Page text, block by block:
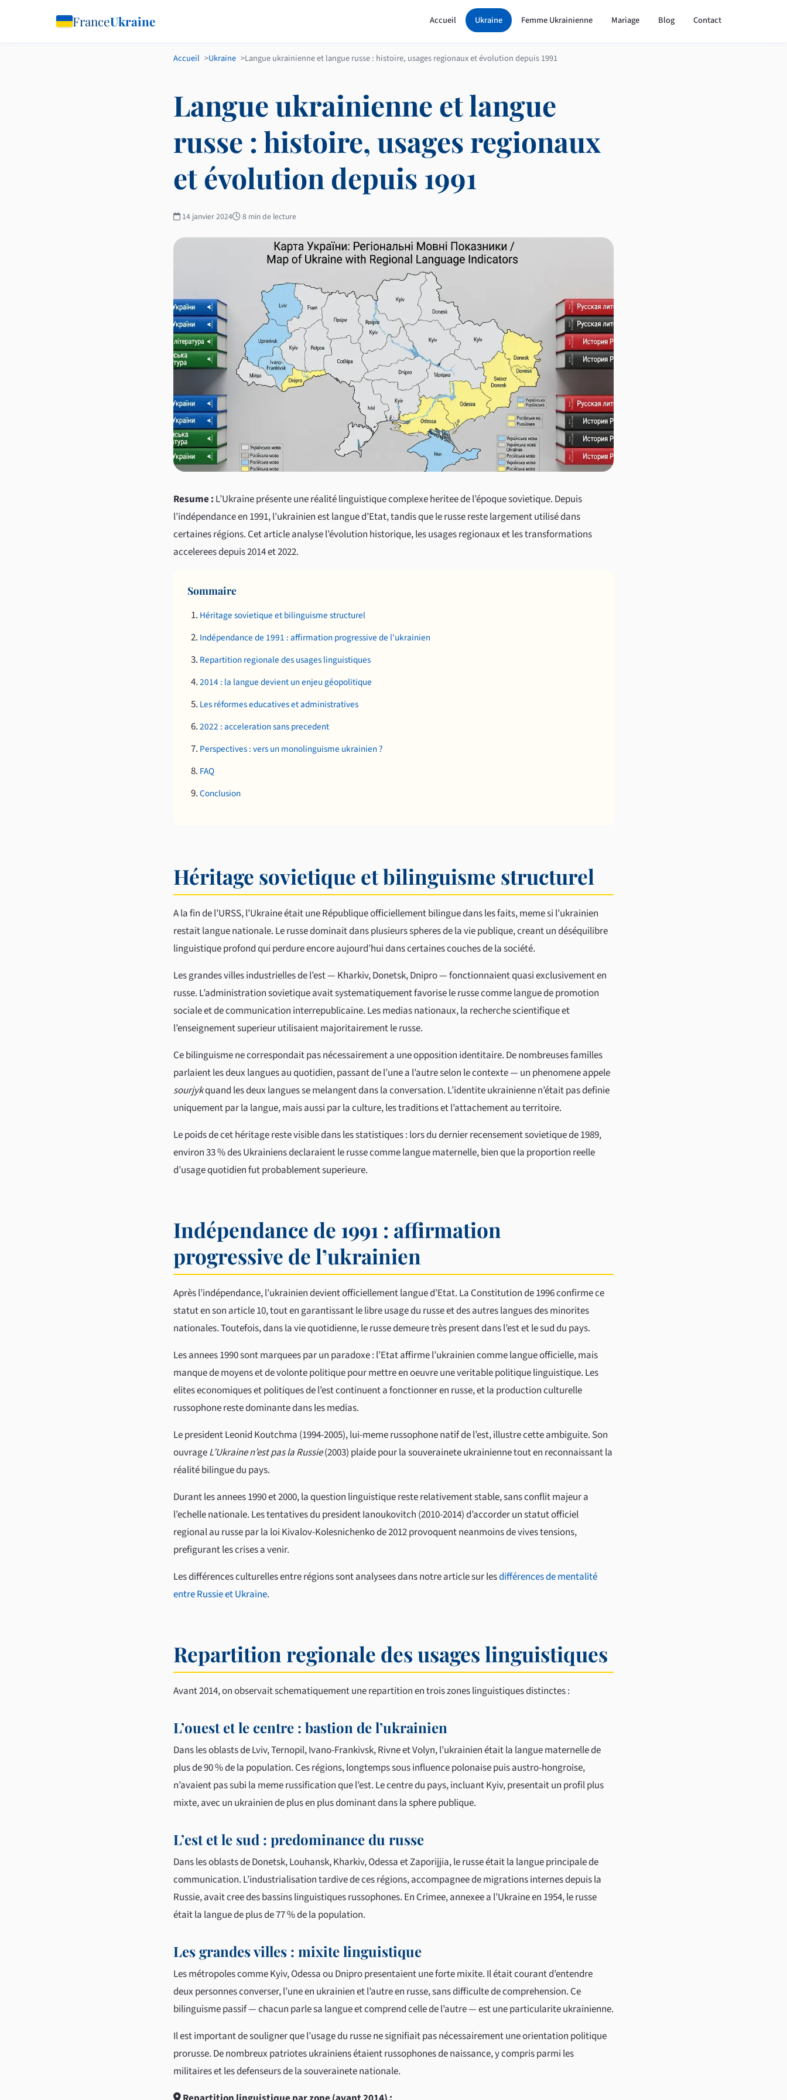
FranceUkraine Accueil Ukraine Femme Ukrainienne Mariage Blog Contact
Accueil Ukraine Langue ukrainienne et langue russe : histoire, usages regionaux et évolution depuis 1991
Langue ukrainienne et langue
russe : histoire, usages regionaux
et évolution depuis 1991
14 janvier 2024 8 min de lecture
Resume : L’Ukraine présente une réalité linguistique complexe heritee de l’époque sovietique. Depuis
l’indépendance en 1991, l’ukrainien est langue d’Etat, tandis que le russe reste largement utilisé dans
certaines régions. Cet article analyse l’évolution historique, les usages regionaux et les transformations
accelerees depuis 2014 et 2022.
Sommaire
Héritage sovietique et bilinguisme structurel
Indépendance de 1991 : affirmation progressive de l'ukrainien
Repartition regionale des usages linguistiques
2014 : la langue devient un enjeu géopolitique
Les réformes educatives et administratives
2022 : acceleration sans precedent
Perspectives : vers un monolinguisme ukrainien ?
FAQ
Conclusion
Héritage sovietique et bilinguisme structurel
A la fin de l’URSS, l’Ukraine était une République officiellement bilingue dans les faits, meme si l’ukrainien
restait langue nationale. Le russe dominait dans plusieurs spheres de la vie publique, creant un déséquilibre
linguistique profond qui perdure encore aujourd’hui dans certaines couches de la société.
Les grandes villes industrielles de l’est — Kharkiv, Donetsk, Dnipro — fonctionnaient quasi exclusivement en
russe. L’administration sovietique avait systematiquement favorise le russe comme langue de promotion
sociale et de communication interrepublicaine. Les medias nationaux, la recherche scientifique et
l’enseignement superieur utilisaient majoritairement le russe.
Ce bilinguisme ne correspondait pas nécessairement a une opposition identitaire. De nombreuses familles
parlaient les deux langues au quotidien, passant de l’une a l’autre selon le contexte — un phenomene appele
sourjykquand les deux langues se melangent dans la conversation. L’identite ukrainienne n’était pas definie
uniquement par la langue, mais aussi par la culture, les traditions et l’attachement au territoire.
Le poids de cet héritage reste visible dans les statistiques : lors du dernier recensement sovietique de 1989,
environ 33 % des Ukrainiens declaraient le russe comme langue maternelle, bien que la proportion reelle
d’usage quotidien fut probablement superieure.
Indépendance de 1991 : affirmation
progressive de l’ukrainien
Après l’indépendance, l’ukrainien devient officiellement langue d’Etat. La Constitution de 1996 confirme ce
statut en son article 10, tout en garantissant le libre usage du russe et des autres langues des minorites
nationales. Toutefois, dans la vie quotidienne, le russe demeure très present dans l’est et le sud du pays.
Les annees 1990 sont marquees par un paradoxe : l’Etat affirme l’ukrainien comme langue officielle, mais
manque de moyens et de volonte politique pour mettre en oeuvre une veritable politique linguistique. Les
elites economiques et politiques de l’est continuent a fonctionner en russe, et la production culturelle
russophone reste dominante dans les medias.
Le president Leonid Koutchma (1994-2005), lui-meme russophone natif de l’est, illustre cette ambiguite. Son
ouvrageL’Ukraine n’est pas la Russie(2003) plaide pour la souverainete ukrainienne tout en reconnaissant la
réalité bilingue du pays.
Durant les annees 1990 et 2000, la question linguistique reste relativement stable, sans conflit majeur a
l’echelle nationale. Les tentatives du president Ianoukovitch (2010-2014) d’accorder un statut officiel
regional au russe par la loi Kivalov-Kolesnichenko de 2012 provoquent neanmoins de vives tensions,
prefigurant les crises a venir.
Les différences culturelles entre régions sont analysees dans notre article sur lesdifférences de mentalité
entre Russie et Ukraine.
Repartition regionale des usages linguistiques
Avant 2014, on observait schematiquement une repartition en trois zones linguistiques distinctes :
L’ouest et le centre : bastion de l’ukrainien
Dans les oblasts de Lviv, Ternopil, Ivano-Frankivsk, Rivne et Volyn, l’ukrainien était la langue maternelle de
plus de 90 % de la population. Ces régions, longtemps sous influence polonaise puis austro-hongroise,
n’avaient pas subi la meme russification que l’est. Le centre du pays, incluant Kyiv, presentait un profil plus
mixte, avec un ukrainien de plus en plus dominant dans la sphere publique.
L’est et le sud : predominance du russe
Dans les oblasts de Donetsk, Louhansk, Kharkiv, Odessa et Zaporijjia, le russe était la langue principale de
communication. L’industrialisation tardive de ces régions, accompagnee de migrations internes depuis la
Russie, avait cree des bassins linguistiques russophones. En Crimee, annexee a l’Ukraine en 1954, le russe
était la langue de plus de 77 % de la population.
Les grandes villes : mixite linguistique
Les métropoles comme Kyiv, Odessa ou Dnipro presentaient une forte mixite. Il était courant d’entendre
deux personnes converser, l’une en ukrainien et l’autre en russe, sans difficulte de comprehension. Ce
bilinguisme passif — chacun parle sa langue et comprend celle de l’autre — est une particularite ukrainienne.
Il est important de souligner que l’usage du russe ne signifiait pas nécessairement une orientation politique
prorusse. De nombreux patriotes ukrainiens étaient russophones de naissance, y compris parmi les
militaires et les defenseurs de la souverainete nationale.